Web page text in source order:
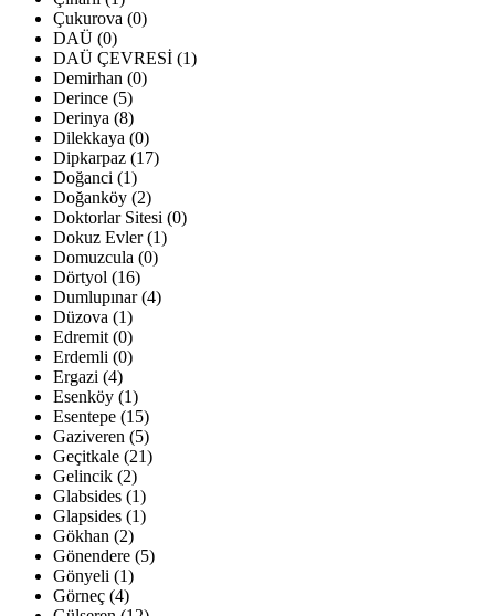
Çukurova (0)
DAÜ (0)
DAÜ ÇEVRESİ (1)
Demirhan (0)
Derince (5)
Derinya (8)
Dilekkaya (0)
Dipkarpaz (17)
Doğanci (1)
Doğanköy (2)
Doktorlar Sitesi (0)
Dokuz Evler (1)
Domuzcula (0)
Dörtyol (16)
Dumlupınar (4)
Düzova (1)
Edremit (0)
Erdemli (0)
Ergazi (4)
Esenköy (1)
Esentepe (15)
Gaziveren (5)
Geçitkale (21)
Gelincik (2)
Glabsides (1)
Glapsides (1)
Gökhan (2)
Gönendere (5)
Gönyeli (1)
Görneç (4)